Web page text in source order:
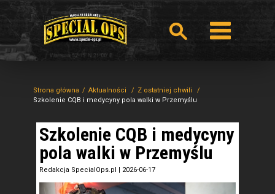
Strona główna Aktualności
Z ostatniej chwili
Szkolenie CQB i medycyny pola walki w Przemyślu
Szkolenie CQB i medycyny
pola walki w Przemyślu
Redakcja SpecialOps.pl | 2026-06-17